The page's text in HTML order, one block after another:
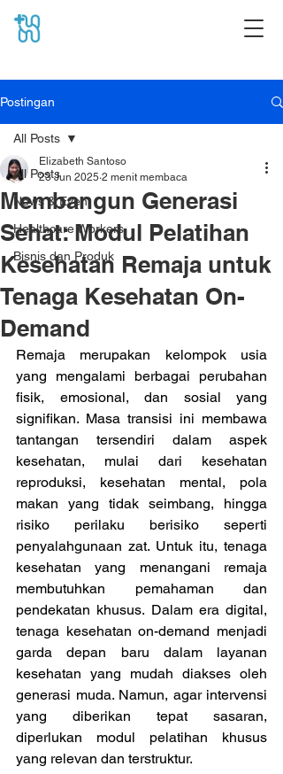
Postingan
All Posts
News & Event
Healthcare Workers
Bisnis dan Produk
All Posts
Membangun Generasi
Sehat: Modul Pelatihan
Kesehatan Remaja untuk
Tenaga Kesehatan On-
Demand
Elizabeth Santoso
23 Jun 2025 2 menit membaca
Remaja merupakan kelompok usia
yang mengalami berbagai perubahan
fisik, emosional, dan sosial yang
signifikan. Masa transisi ini membawa
tantangan tersendiri dalam aspek
kesehatan, mulai dari kesehatan
reproduksi, kesehatan mental, pola
makan yang tidak seimbang, hingga
risiko perilaku berisiko seperti
penyalahgunaan zat. Untuk itu, tenaga
kesehatan yang menangani remaja
membutuhkan pemahaman dan
pendekatan khusus. Dalam era digital,
tenaga kesehatan on-demand menjadi
garda depan baru dalam layanan
kesehatan yang mudah diakses oleh
generasi muda. Namun, agar intervensi
yang diberikan tepat sasaran,
diperlukan modul pelatihan khusus
yang relevan dan terstruktur.